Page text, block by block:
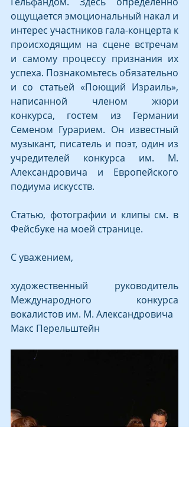
ощущается эмоциональный накал и
интерес участников гала-концерта к
происходящим на сцене встречам
и самому процессу признания их
успеха. Познакомьтесь обязательно
и со статьей «Поющий Израиль»,
написанной членом жюри
конкурса, гостем из Германии
Семеном Гурарием. Он известный
музыкант, писатель и поэт, один из
учредителей конкурса им. М.
Александровича и Европейского
подиума искусств.
Статью, фотографии и клипы см. в
Фейсбуке на моей странице.
С уважением,
художественный руководитель
Международного конкурса
вокалистов им. М. Александровича
Макс Перельштейн